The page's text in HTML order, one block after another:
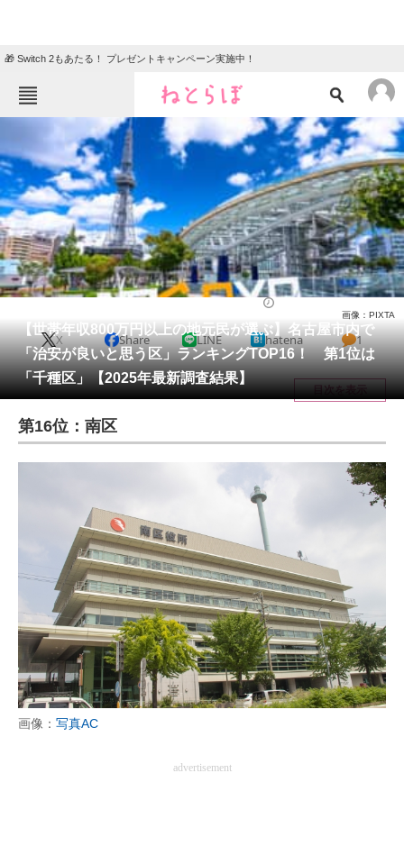
🎁 Switch 2もあたる！ プレゼントキャンペーン実施中！
ねとらぼメニュー
ニュース
エンタメ クイズ
グルメ 地域
住まい 教育・育児
動物 リサーチ
会員記事
メディア
注目記事を集めた総合ページ
ITの今と未来を見通す
進化するPCとデバイスの未来
好きが集まる 比べて選べる
ビジネスと働き方のヒント
AI活用のいまが分かる
企業ITのトレンドを詳説
【世帯年収800万円以上の地元民が選ぶ】名古屋市内で
「治安が良いと思う区」ランキングTOP16！ 第1位は
「千種区」【2025年最新調査結果】
画像：PIXTA
X Share LINE hatena 1
目次を表示
第16位：南区
画像： 写真AC
advertisement